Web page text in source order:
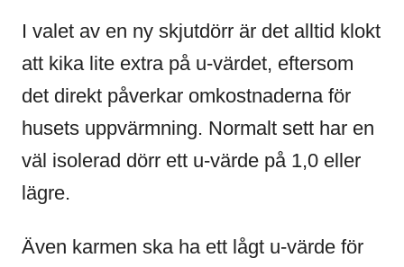
I valet av en ny skjutdörr är det alltid klokt
att kika lite extra på u-värdet, eftersom
det direkt påverkar omkostnaderna för
husets uppvärmning. Normalt sett har en
väl isolerad dörr ett u-värde på 1,0 eller
lägre.
Även karmen ska ha ett lågt u-värde för